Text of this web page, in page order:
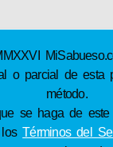
o parcial de esta
método.
se haga de este
losTérminos del